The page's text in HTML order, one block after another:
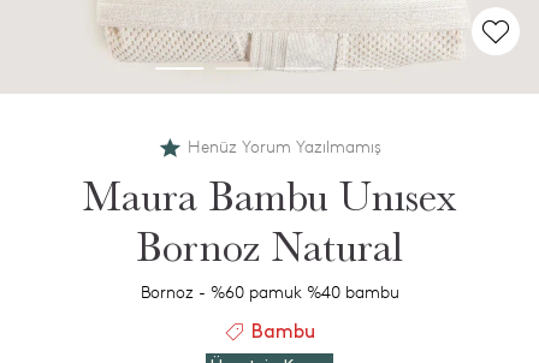
Henüz Yorum Yazılmamış
Maura Bambu Unısex
Bornoz Natural
Bornoz - %60 pamuk %40 bambu
Bambu